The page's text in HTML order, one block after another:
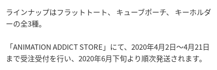
ラインナップはフラットトート、 キューブポーチ、 キーホルダ
ーの全3種。
「ANIMATION ADDICT STORE」にて、2020年4月2日〜4月21日
まで受注受付を行い、2020年6月下旬より順次発送されます。